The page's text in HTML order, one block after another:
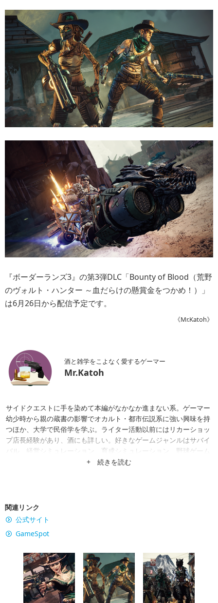
『ボーダーランズ3』の第3弾DLC「Bounty of Blood（荒野
のヴォルト・ハンター ～血だらけの懸賞金をつかめ！）」
は6月26日から配信予定です。
《Mr.Katoh》
酒と雑学をこよなく愛するゲーマー
Mr.Katoh
サイドクエストに手を染めて本編がなかなか進まない系。ゲーマー
幼少時から親の蔵書の影響でオカルト・都市伝説系に強い興味を持
つほか、大学で民俗学を学ぶ。ライター活動以前にはリカーショッ
プ店長経験があり、酒にも詳しい。好きなゲームジャンルはサバイ
バル、経営シミュレーション、育成シミュレーション、野球ゲーム
など。日々のニュース記事だけでなく、ゲームのレビューや趣味や
+ 続きを読む
関連リンク
公式サイト
GameSpot